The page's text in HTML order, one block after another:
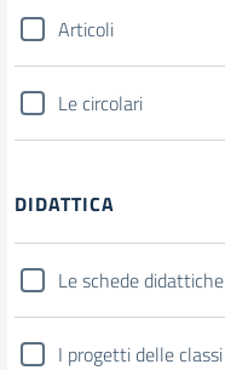
Articoli
Le circolari
DIDATTICA
Le schede didattiche
I progetti delle classi